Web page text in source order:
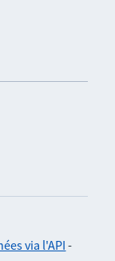
via l'API -